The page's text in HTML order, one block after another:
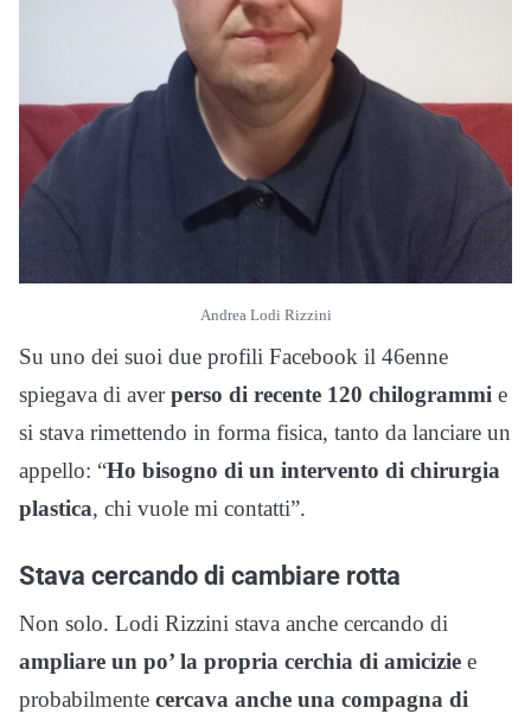
Andrea Lodi Rizzini
Su uno dei suoi due profili Facebook il 46enne
spiegava di averperso di recente 120 chilogrammi e
si stava rimettendo in forma fisica, tanto da lanciare un
appello: “Ho bisogno di un intervento di chirurgia
plastica, chi vuole mi contatti”.
Stava cercando di cambiare rotta
Non solo. Lodi Rizzini stava anche cercando di
ampliare un po’ la propria cerchia di amicizie e
probabilmente cercava anche una compagna di